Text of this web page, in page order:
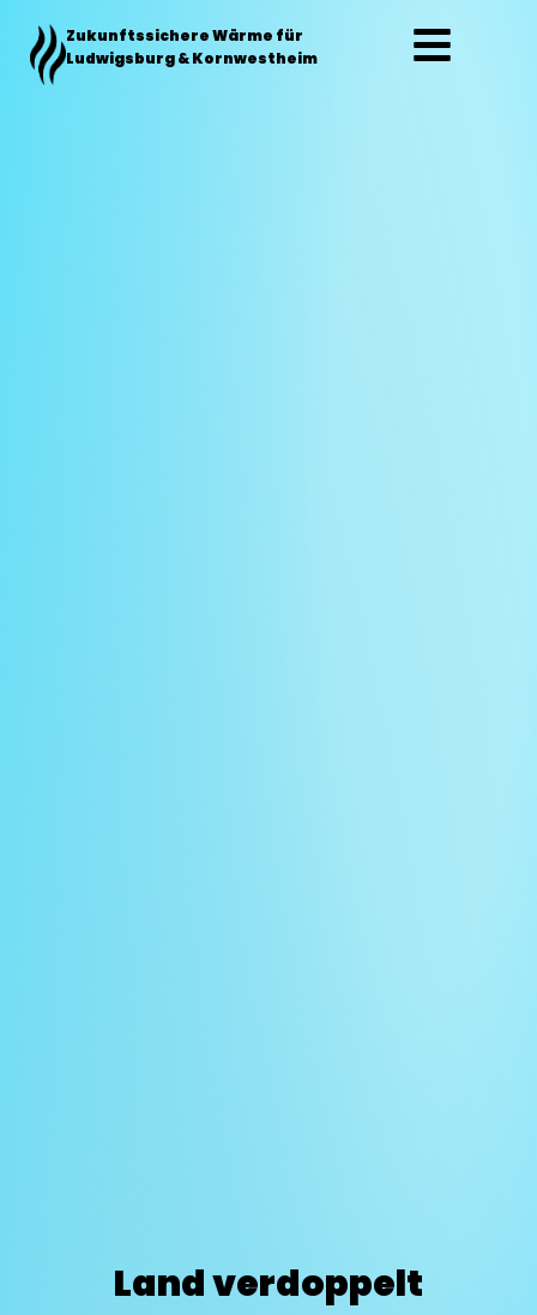
Inhalt
springen
Zukunftssichere Wärme für
Ludwigsburg & Kornwestheim
Land verdoppelt